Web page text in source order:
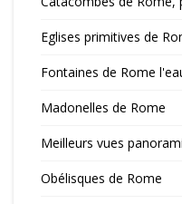
Eglises primitives de
Fontaines de Rome
Madonelles de Rome
Meilleurs vues
Obélisques de Rome